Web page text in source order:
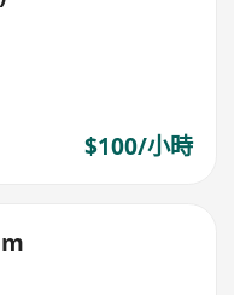
$100/小時